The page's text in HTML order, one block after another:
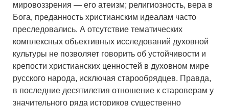
мировоззрения — его атеизм; религиозность, вера в
Бога, преданность христианским идеалам часто
преследовались. А отсутствие тематических
комплексных объективных исследований духовной
культуры не позволяет говорить об устойчивости и
крепости христианских ценностей в духовном мире
русского народа, исключая старообрядцев. Правда,
в последние десятилетия отношение к староверам у
значительного ряда историков существенно